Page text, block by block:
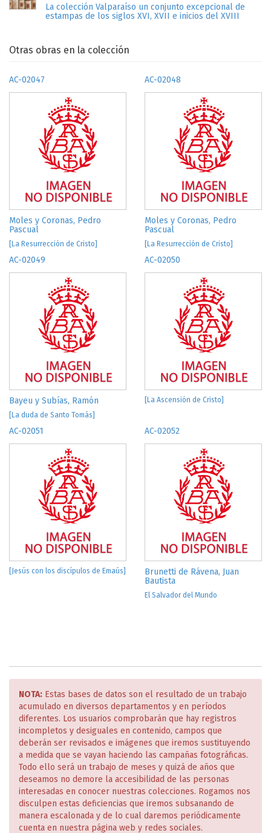
La colección Valparaíso un conjunto excepcional de
estampas de los siglos XVI, XVII e inicios del XVIII
Otras obras en la colección
AC-02047
Moles y Coronas, Pedro
Pascual
[La Resurrección de Cristo]
AC-02048
Moles y Coronas, Pedro
Pascual
[La Resurrección de Cristo]
AC-02049
Bayeu y Subías, Ramón
[La duda de Santo Tomás]
AC-02050
[La Ascensión de Cristo]
AC-02051
[Jesús con los discípulos de Emaús]
AC-02052
Brunetti de Rávena, Juan
Bautista
El Salvador del Mundo
NOTA: Estas bases de datos son el resultado de un trabajo
acumulado en diversos departamentos y en períodos
diferentes. Los usuarios comprobarán que hay registros
incompletos y desiguales en contenido, campos que
deberán ser revisados e imágenes que iremos sustituyendo
a medida que se vayan haciendo las campañas fotográficas.
Todo ello será un trabajo de meses y quizá de años que
deseamos no demore la accesibilidad de las personas
interesadas en conocer nuestras colecciones. Rogamos nos
disculpen estas deficiencias que iremos subsanando de
manera escalonada y de lo cual daremos periódicamente
cuenta en nuestra página web y redes sociales.